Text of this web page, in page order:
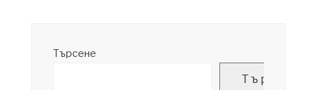
Търсене
Търсене